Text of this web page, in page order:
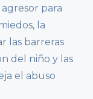
para
la
las barreras
del niño y las
el abuso